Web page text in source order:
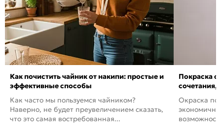
Как почистить чайник от накипи: простые и
эффективные способы
Как часто мы пользуемся чайником?
Наверно, не будет преувеличением сказать,
что это самая востребованная...
Покраска
сочетания,
Окраска